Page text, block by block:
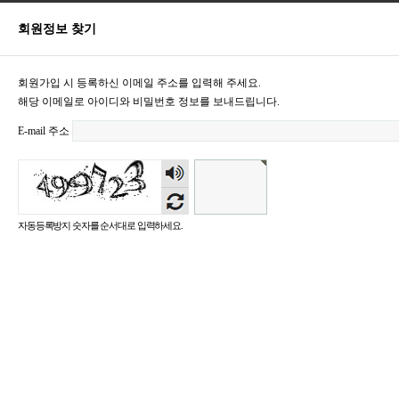
회원정보 찾기
회원가입 시 등록하신 이메일 주소를 입력해 주세요.
해당 이메일로 아이디와 비밀번호 정보를 보내드립니다.
E-mail 주소
숫자
음성
듣기
자동등록방지 숫자를 순서대로 입력하세요.